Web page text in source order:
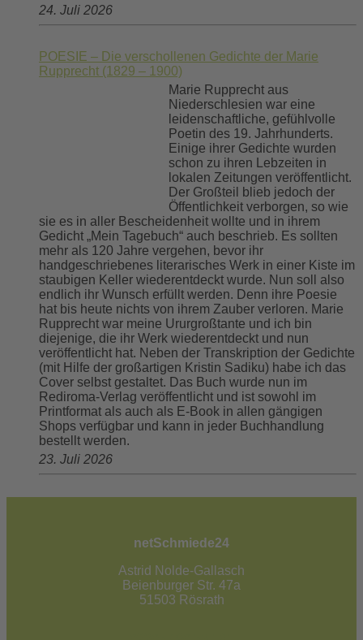
24. Juli 2026
POESIE – Die verschollenen Gedichte der Marie
Rupprecht (1829 – 1900)
Marie Rupprecht aus
Niederschlesien war eine
leidenschaftliche, gefühlvolle
Poetin des 19. Jahrhunderts.
Einige ihrer Gedichte wurden
schon zu ihren Lebzeiten in
lokalen Zeitungen veröffentlicht.
Der Großteil blieb jedoch der
Öffentlichkeit verborgen, so wie
sie es in aller Bescheidenheit wollte und in ihrem
Gedicht „Mein Tagebuch“ auch beschrieb. Es sollten
mehr als 120 Jahre vergehen, bevor ihr
handgeschriebenes literarisches Werk in einer Kiste im
staubigen Keller wiederentdeckt wurde. Nun soll also
endlich ihr Wunsch erfüllt werden. Denn ihre Poesie
hat bis heute nichts von ihrem Zauber verloren. Marie
Rupprecht war meine Ururgroßtante und ich bin
diejenige, die ihr Werk wiederentdeckt und nun
veröffentlicht hat. Neben der Transkription der Gedichte
(mit Hilfe der großartigen Kristin Sadiku) habe ich das
Cover selbst gestaltet. Das Buch wurde nun im
Rediroma-Verlag veröffentlicht und ist sowohl im
Printformat als auch als E-Book in allen gängigen
Shops verfügbar und kann in jeder Buchhandlung
bestellt werden.
23. Juli 2026
netSchmiede24
Astrid Nolde-Gallasch
Beienburger Str. 47a
51503 Rösrath